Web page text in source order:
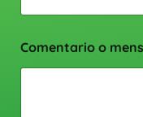
Comentario o